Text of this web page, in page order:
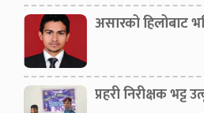
असारको हिलोबाट
प्रहरी निरीक्षक भट्ट